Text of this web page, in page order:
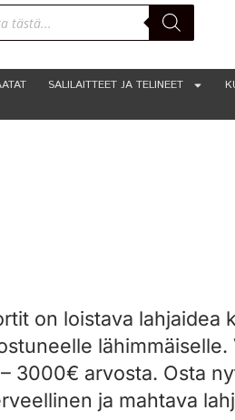
SALILAITTEET JA TELINEET
on loistava lahjaidea
lähimmäiselle.
3000€ arvosta. Osta
ja mahtava